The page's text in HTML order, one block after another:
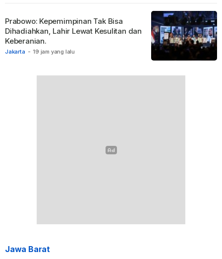
Jakarta - 19 jam yang lalu
Prabowo: Kepemimpinan Tak Bisa
Dihadiahkan, Lahir Lewat Kesulitan dan
Keberanian.
Jawa Barat